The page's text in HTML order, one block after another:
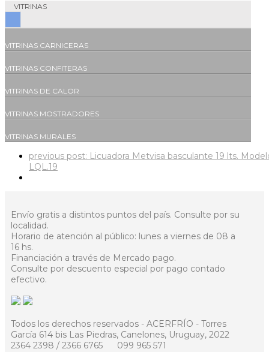
VITRINAS
VITRINAS CARNICERAS
VITRINAS CONFITERAS
VITRINAS DE CALOR
VITRINAS MOSTRADORES
VITRINAS MURALES
previous post: Licuadora Metvisa basculante 19 lts.
LQL.19
Envío gratis a distintos puntos del país. Consulte por su
localidad.
Horario de atención al público: lunes a viernes de 08 a
16 hs.
Financiación a través de Mercado pago.
Consulte por descuento especial por pago contado
efectivo.
Todos los derechos reservados - ACERFRÍO - Torres
García 614 bis Las Piedras, Canelones, Uruguay, 2022
2364 2398 / 2366 6765
099 965 571